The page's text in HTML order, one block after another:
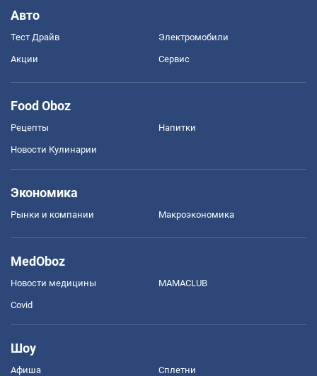
Авто
Тест Драйв Электромобили
Акции Сервис
Food Oboz
Рецепты Напитки
Новости Кулинарии
Экономика
Рынки и компании Mакроэкономика
MedOboz
Новости медицины MAMACLUB
Covid
Шоу
Афиша Сплетни